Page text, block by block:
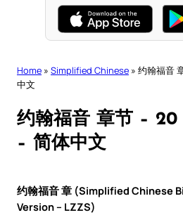
Home » Simplified Chinese » 约翰福音
中文
约翰福音 章节 – 20
– 简体中文
约翰福音 章 (Simplified Chinese
Version – LZZS)